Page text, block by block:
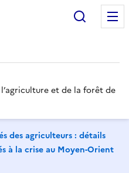
et de la forêt de
des agriculteurs : détails
à la crise au Moyen-Orient